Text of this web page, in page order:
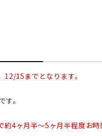
15までとなります。
。
4ヶ月半～5ヶ月半程度お時